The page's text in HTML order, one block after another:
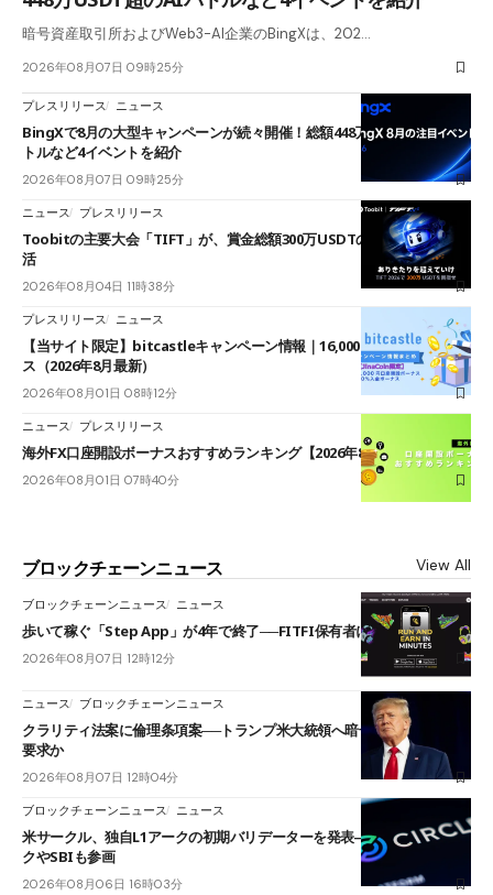
暗号資産取引所およびWeb3-AI企業のBingXは、202…
2026年08月07日 09時25分
プレスリリース ニュース
BingXで8月の大型キャンペーンが続々開催！総額448万USDT超のAIバ
トルなど4イベントを紹介
2026年08月07日 09時25分
ニュース プレスリリース
Toobitの主要大会「TIFT」が、賞金総額300万USDTのレースとして復
活
2026年08月04日 11時38分
プレスリリース ニュース
【当サイト限定】bitcastleキャンペーン情報｜16,000円口座開設ボーナ
ス（2026年8月最新）
2026年08月01日 08時12分
ニュース プレスリリース
海外FX口座開設ボーナスおすすめランキング【2026年8月最新】
2026年08月01日 07時40分
ブロックチェーンニュース View All
ブロックチェーンニュース ニュース
歩いて稼ぐ「Step App」が4年で終了──FITFI保有者に対応呼びかけ
2026年08月07日 12時12分
ニュース ブロックチェーンニュース
クラリティ法案に倫理条項案──トランプ米大統領へ暗号資産事業の売却
要求か
2026年08月07日 12時04分
ブロックチェーンニュース ニュース
米サークル、独自L1アークの初期バリデーターを発表――ブラックロッ
クやSBIも参画
2026年08月06日 16時03分